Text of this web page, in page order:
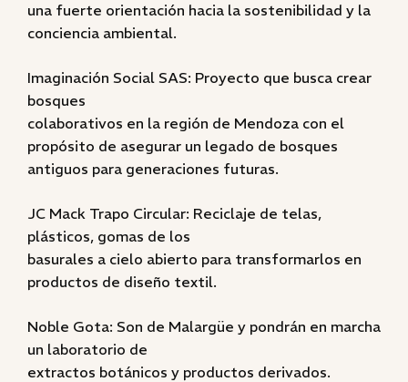
una fuerte orientación hacia la sostenibilidad y la
conciencia ambiental.
Imaginación Social SAS: Proyecto que busca crear
bosques
colaborativos en la región de Mendoza con el
propósito de asegurar un legado de bosques
antiguos para generaciones futuras.
JC Mack Trapo Circular: Reciclaje de telas,
plásticos, gomas de los
basurales a cielo abierto para transformarlos en
productos de diseño textil.
Noble Gota: Son de Malargüe y pondrán en marcha
un laboratorio de
extractos botánicos y productos derivados.